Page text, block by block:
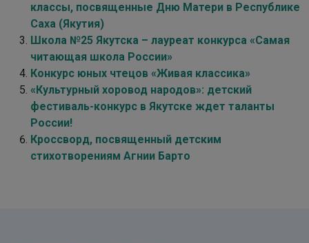
классы, посвященные Дню Матери в Республике
Саха (Якутия)
Школа №25 Якутска – лауреат конкурса «Самая
читающая школа России»
Конкурс юных чтецов «Живая классика»
«Культурный хоровод народов»: детский
фестиваль-конкурс в Якутске ждет таланты
России!
Кроссворд, посвященный детским
стихотворениям Агнии Барто